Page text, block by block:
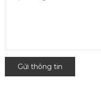
Gửi thông tin